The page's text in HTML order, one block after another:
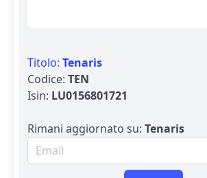
Titolo: Tenaris
Codice: TEN
Isin: LU0156801721
Rimani aggiornato su: Tenaris
Email per newsletter